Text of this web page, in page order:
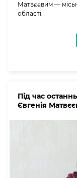
Матвєєвим —
області.
Під час
Євгенія